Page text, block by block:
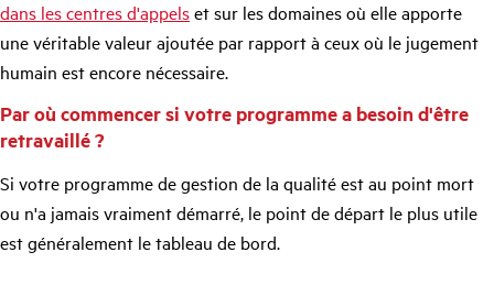
dans les centres d'appelset sur les domaines où elle apporte
une véritable valeur ajoutée par rapport à ceux où le jugement
humain est encore nécessaire.
Par où commencer si votre programme a besoin d'être
retravaillé ?
Si votre programme de gestion de la qualité est au point mort
ou n'a jamais vraiment démarré, le point de départ le plus utile
est généralement le tableau de bord.